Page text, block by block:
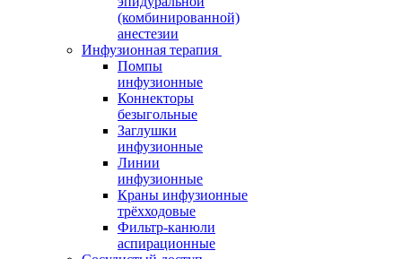
(комбинированной)
анестезии
Инфузионная терапия
Помпы
инфузионные
Коннекторы
безыгольные
Заглушки
инфузионные
Линии
инфузионные
Краны инфузионные
трёхходовые
Фильтр-канюли
аспирационные